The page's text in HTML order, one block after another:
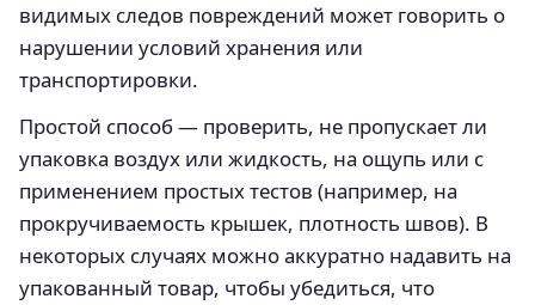
видимых следов повреждений может говорить о
нарушении условий хранения или
транспортировки.
Простой способ — проверить, не пропускает ли
упаковка воздух или жидкость, на ощупь или с
применением простых тестов (например, на
прокручиваемость крышек, плотность швов). В
некоторых случаях можно аккуратно надавить на
упакованный товар, чтобы убедиться, что